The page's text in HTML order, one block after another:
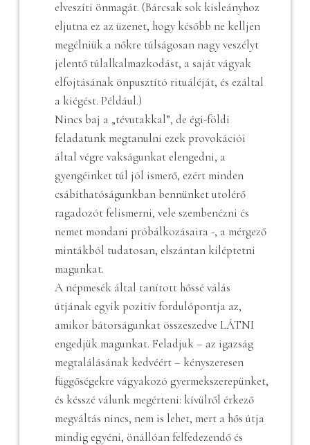
elveszíti önmagát. (Bárcsak sok kisleányhoz
eljutna ez az üzenet, hogy később ne kelljen
megélniük a nőkre túlságosan nagy veszélyt
jelentő túlalkalmazkodást, a saját vágyak
elfojtásának önpusztító rituáléját, és ezáltal
a kiégést. Például.)
Nincs baj a „tévutakkal”, de égi-földi
feladatunk megtanulni ezek provokációi
által végre vakságunkat elengedni, a
gyengéinket túl jól ismerő, ezért minden
csábíthatóságunkban bennünket utolérő
ragadozót felismerni, vele szembenézni és
nemet mondani próbálkozásaira -, a mérgező
mintákból tudatosan, elszántan kiléptetni
magunkat.
A népmesék által tanított hőssé válás
útjának egyik pozitív fordulópontja az,
amikor bátorságunkat összeszedve LÁTNI
engedjük magunkat. Feladjuk – az igazság
megtalálásának kedvéért – kényszeresen
függőségekre vágyakozó gyermekszerepünket,
és késszé válunk megérteni: kívülről érkező
megváltás nincs, nem is lehet, mert a hős útja
mindig egyéni, önállóan felfedezendő és